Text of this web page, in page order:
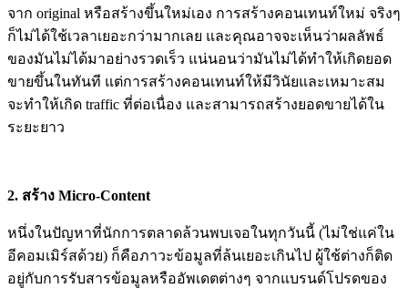
จาก original หรือสร้างขึ้นใหม่เอง การสร้างคอนเทนท์ใหม่ จริงๆ
ก็ไม่ได้ใช้เวลาเยอะกว่ามากเลย และคุณอาจจะเห็นว่าผลลัพธ์
ของมันไม่ได้มาอย่างรวดเร็ว แน่นอนว่ามันไม่ได้ทำให้เกิดยอด
ขายขึ้นในทันที แต่การสร้างคอนเทนท์ให้มีวินัยและเหมาะสม
จะทำให้เกิด traffic ที่ต่อเนื่อง และสามารถสร้างยอดขายได้ใน
ระยะยาว
2. สร้าง Micro-Content
หนึ่งในปัญหาที่นักการตลาดล้วนพบเจอในทุกวันนี้ (ไม่ใช่แค่ใน
อีคอมเมิร์สด้วย) ก็คือภาวะข้อมูลที่ล้นเยอะเกินไป ผู้ใช้ต่างก็ติด
อยู่กับการรับสารข้อมูลหรืออัพเดตต่างๆ จากแบรนด์โปรดของ